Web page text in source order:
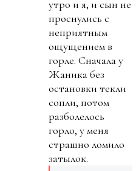
утро и я, и сын не
проснулись с
неприятным
ощущением в
горле. Сначала у
Жаника без
остановки текли
сопли, потом
разболелось
горло, у меня
страшно ломило
затылок.